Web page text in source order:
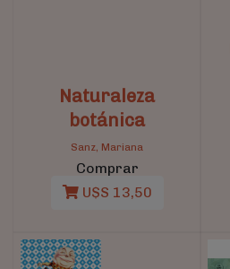
Naturaleza
botánica
Sanz, Mariana
Comprar
U$S 13,50